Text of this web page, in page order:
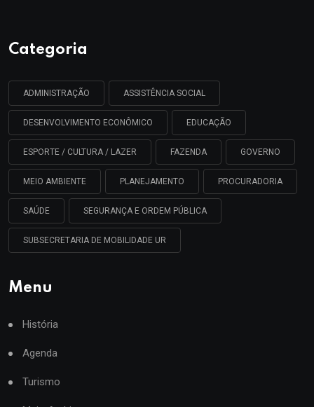
Categoria
ADMINISTRAÇÃO ASSISTÊNCIA SOCIAL
DESENVOLVIMENTO ECONÔMICO EDUCAÇÃO
ESPORTE / CULTURA / LAZER FAZENDA GOVERNO
MEIO AMBIENTE PLANEJAMENTO PROCURADORIA
SAÚDE SEGURANÇA E ORDEM PÚBLICA
SUBSECRETARIA DE MOBILIDADE UR
Menu
História
Agenda
Turismo